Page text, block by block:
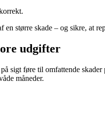
større skade – og sikre, at
udgifter
sigt føre til omfattende
måneder.